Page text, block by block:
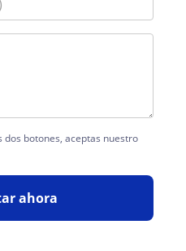
dos botones, aceptas nuestro
ahora